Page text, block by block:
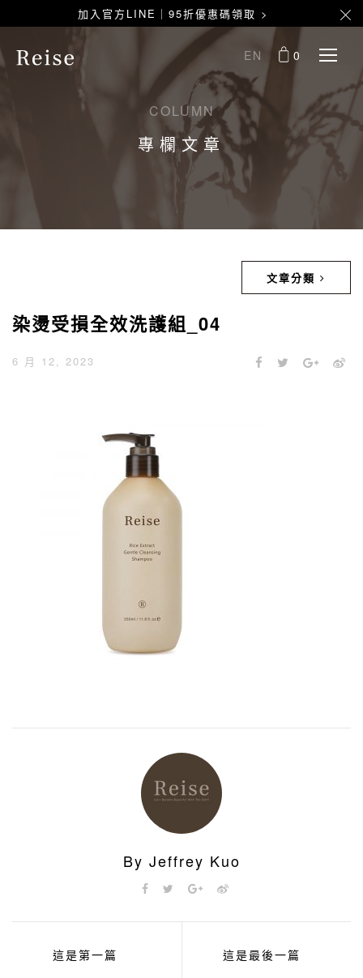
加入官方LINE｜95折優惠碼領取 >
EN 0
COLUMN
專欄文章
文章分類
染燙受損全效洗護組_04
6 月 12, 2023
By Jeffrey Kuo
這是第一篇 這是最後一篇